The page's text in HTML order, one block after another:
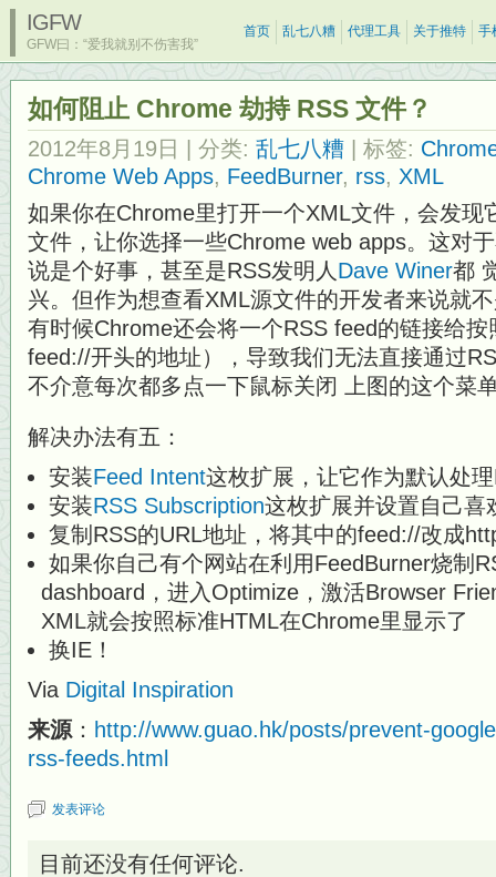
IGFW
GFW曰：“爱我就别不伤害我”
首页 乱七八糟 代理工具 关于推特 手
如何阻止 Chrome 劫持 RSS 文件？
2012年8月19日 | 分类: 乱七八糟 | 标签:
Chrome Web Apps, FeedBurner, rss, XML
如果你在Chrome里打开一个XML文件，会发现
文件，让你选择一些Chrome web apps。这对
说是个好事，甚至是RSS发明人 Dave Winer都
兴。但作为想查看XML源文件的开发者来说就
有时候Chrome还会将一个RSS feed的链接给
feed://开头的地址），导致我们无法直接通过
不介意每次都多点一下鼠标关闭 上图的这个菜
解决办法有五：
安装Feed Intent这枚扩展，让它作为默认处
安装RSS Subscription这枚扩展并设置自己喜
复制RSS的URL地址，将其中的feed://改成
如果你自己有个网站在利用FeedBurner烧制
dashboard，进入Optimize，激活Browser
XML就会按照标准HTML在Chrome里显示了
换IE！
Via Digital Inspiration
来源 ： http://www.guao.hk/posts/prevent-
rss-feeds.html
发表评论
目前还没有任何评论.